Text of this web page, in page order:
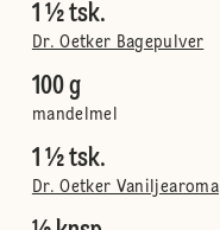
1 ½ tsk.
Dr. Oetker Bagepulver
100 g
mandelmel
1 ½ tsk.
Dr. Oetker Vaniljearoma